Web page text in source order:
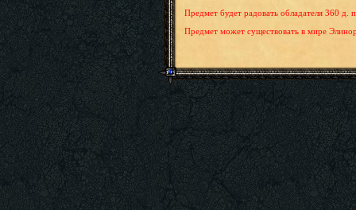
Предмет будет радовать обладателя 360 д.
Предмет может существовать в мире